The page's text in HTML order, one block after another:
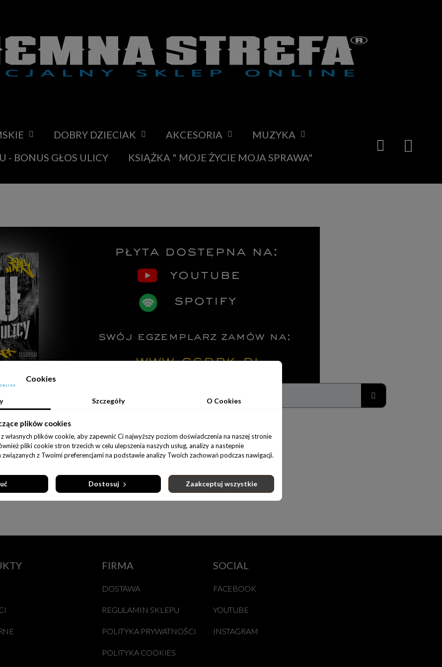
DOBRY DZIECIAK AKCESORIA
MUZYKA
- BONUS GŁOS ULICY KSIĄŻKA " MOJE ŻYCIE MOJA SPRAWA"
Bandamki
FIRMA
DOSTAWA
REGULAMIN SKLEPU
POLITYKA PRYWATNOŚCI
POLITYKA COOKIES
SOCIAL
FACEBOOK
YOUTUBE
INSTAGRAM
Cookies
Szczegóły O Cookies
plików cookies
własnych plików cookie, aby zapewnić Ci najwyższy poziom doświadczenia na naszej stronie
pliki cookie stron trzecich w celu ulepszenia naszych usług, analizy a nastepnie
z Twoimi preferencjami na podstawie analizy Twoich zachowań podczas nawigacji.
Dostosuj Zaakceptuj wszystkie